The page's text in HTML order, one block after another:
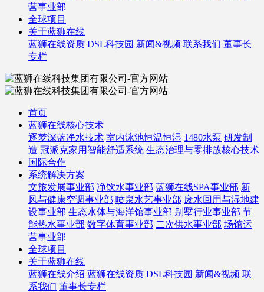
营事业部
全球项目
关于蓝狮在线
蓝狮在线资质 DSL科技园 新闻&视频 联系我们 董事长
专栏
首页
蓝狮在线核心技术
逐梦深蓝净水技术 室内泳池恒温恒湿 1480水泵 研发制
造 冠派克家用智能舒适系统 生态治理与零排放核心技术
国际合作
系统解决方案
文旅发展事业部 净饮水事业部 蓝狮在线SPA事业部 新
风与健康空调事业部 喷泉水艺事业部 废水回用与湿地建
设事业部 生态水体与海洋馆事业部 别墅行业事业部 节
能热水事业部 数字体育事业部 二次供水事业部 场馆运
营事业部
全球项目
关于蓝狮在线
蓝狮在线介绍 蓝狮在线资质 DSL科技园 新闻&视频 联
系我们 董事长专栏